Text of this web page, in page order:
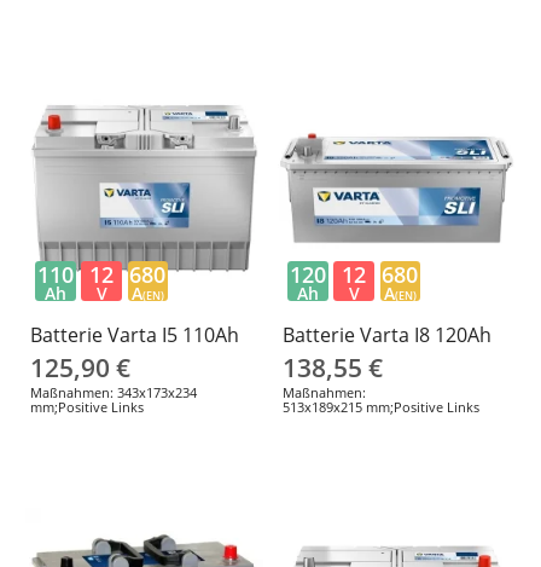
Batterie Varta I5 110Ah
125,90 €
Maßnahmen: 343x173x234
mm;Positive Links
110
Ah
12
V
680
A(EN)
Batterie Varta I8 120Ah
138,55 €
Maßnahmen:
513x189x215 mm;Positive Links
120
Ah
12
V
680
A(EN)